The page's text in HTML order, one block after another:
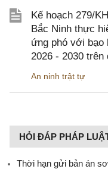
Kế hoạch 279/
Bắc Ninh thực
ứng phó với
2026 - 2030 trên
An ninh trật tự
HỎI ĐÁP PHÁP
Thời hạn gửi bản án